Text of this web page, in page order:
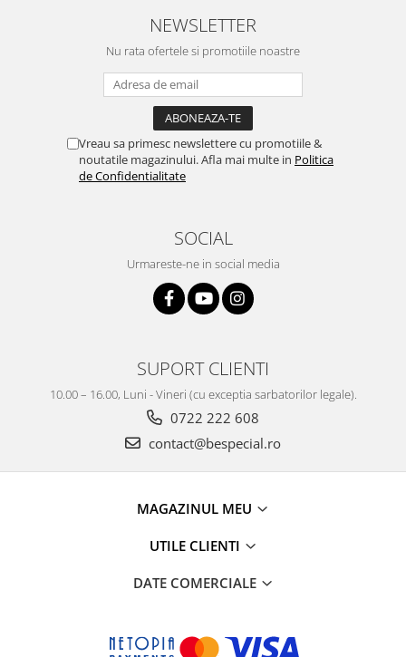
NEWSLETTER
Nu rata ofertele si promotiile noastre
Vreau sa primesc newslettere cu promotiile &
noutatile magazinului. Afla mai multe in Politica
de Confidentialitate
SOCIAL
Urmareste-ne in social media
SUPORT CLIENTI
10.00 – 16.00, Luni - Vineri (cu exceptia sarbatorilor legale).
0722 222 608
contact@bespecial.ro
MAGAZINUL MEU
UTILE CLIENTI
DATE COMERCIALE